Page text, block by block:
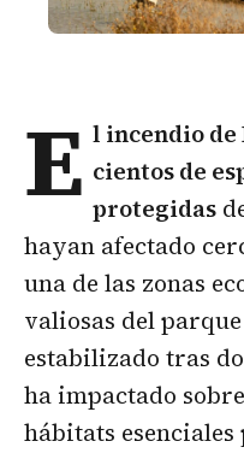
E l incendio de
cientos de
protegidas
hayan afectado
una de las zonas
valiosas del
estabilizado tras
ha impactado
hábitats esenciales